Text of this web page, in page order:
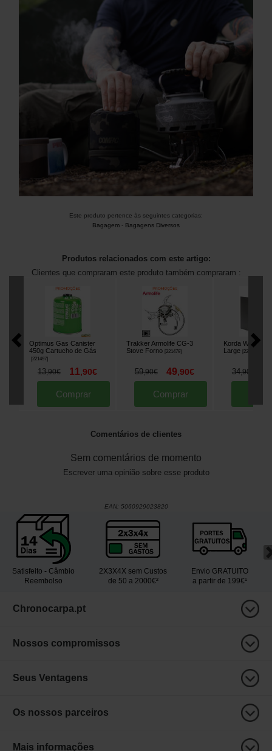
Este produto pertence às seguintes categorias:
Bagagem - Bagagens Diversos
Produtos relacionados com este artigo:
Clientes que compraram este produto também compraram :
Optimus Gas Canister
450g Cartucho de Gás
[221497]
13,90€ 11,90€
Comprar
Trakker Armolife CG-3
Stove Forno [221479]
59,90€ 49,90€
Comprar
Korda
Large [221467
34,90
Comentários de clientes
Sem comentários de momento
Escrever uma opinião sobre esse produto
EAN: 5060929023820
Satisfeito - Câmbio
Reembolso
2X3X4X sem Custos
de 50 a 2000€²
Envio GRATUITO
a partir de 199€¹
Chronocarpa.pt
Nossos compromissos
Seus Ventagens
Os nossos parceiros
Mais informações